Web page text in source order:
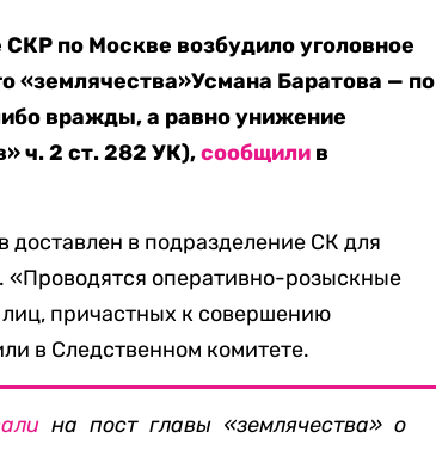
по Москве возбудило уголовное
«землячества»Усмана Баратова — по
вражды, а равно унижение
ч. 2 ст. 282 УК),сообщили в
доставлен в подразделение СК для
«Проводятся оперативно-розыскные
причастных к совершению
в Следственном комитете.
на пост главы «землячества» о